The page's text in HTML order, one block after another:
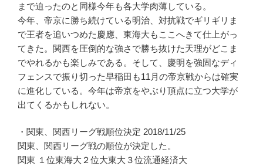
まで迫ったのと同様今年も各大学肉薄している。
今年、帝京に勝ち続けている明治、対抗戦でギリギリま
で王者を追いつめた慶應、東海大もここへきて仕上がっ
てきた。関西を圧倒的な強さで勝ち抜けた天理がどこま
でやれるかも楽しみである。そして、慶明を強固なディ
フェンスで振り切った早稲田も11月の帝京戦からは確実
に進化している。今年は帝京をやぶり頂点に立つ大学が
出てくるかもしれない。
・関東、関西リーグ戦順位決定 2018/11/25
関東、関西リーグ戦の順位が決定した。
関東 １位東海大２位大東大３位流通経済大